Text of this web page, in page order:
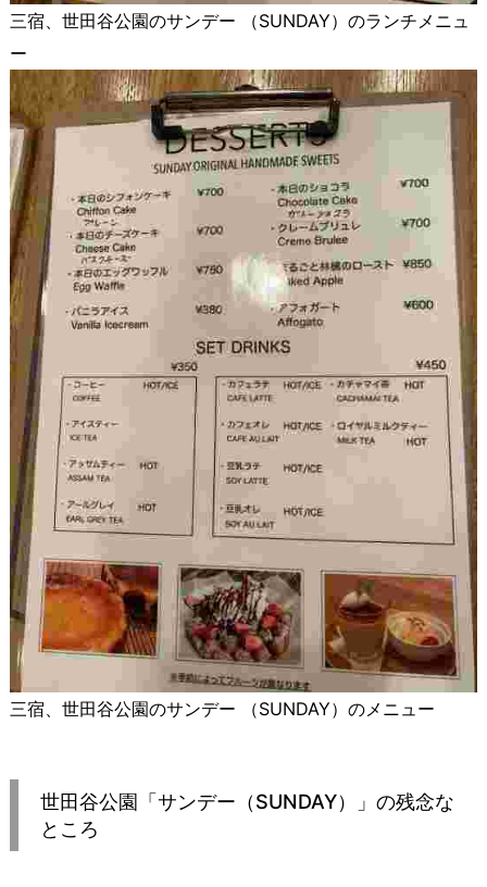
三宿、世田谷公園のサンデー （SUNDAY）のランチメニュ
ー
三宿、世田谷公園のサンデー （SUNDAY）のメニュー
世田谷公園「サンデー（SUNDAY）」の残念な
ところ